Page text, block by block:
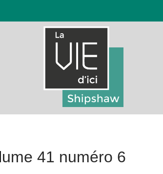
41 numéro 6